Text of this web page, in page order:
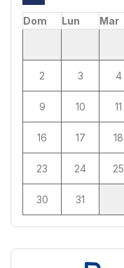
Dom Lun Mar
2 3 4
9 10 11
16 17 18
23 24 25
30 31